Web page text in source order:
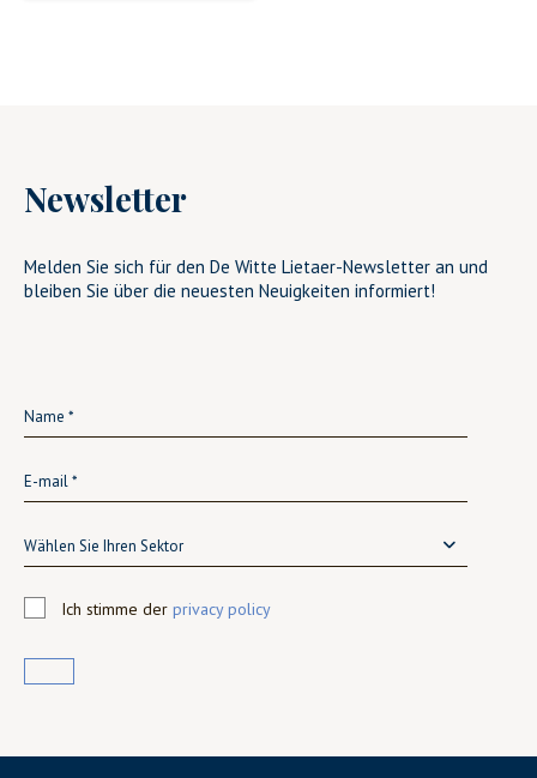
Newsletter
Melden Sie sich für den De Witte Lietaer-Newsletter an und
bleiben Sie über die neuesten Neuigkeiten informiert!
Wählen Sie Ihren Sektor
Ich stimme der privacy policy